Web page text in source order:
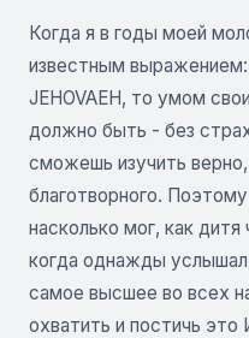
Когда я в годы моей
известным выражением:
JEHOVAEH, то умом
должно быть - без
сможешь изучить верно,
благотворного.
насколько мог, как
когда однажды
самое высшее во всех
охватить и постичь